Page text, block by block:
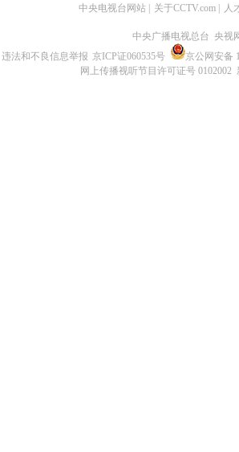
中央电视台网站 关于CCTV.com 人
中央广播电视总台 央视
违法和不良信息举报 京ICP证060535号
京公网安备
网上传播视听节目许可证号 0102002